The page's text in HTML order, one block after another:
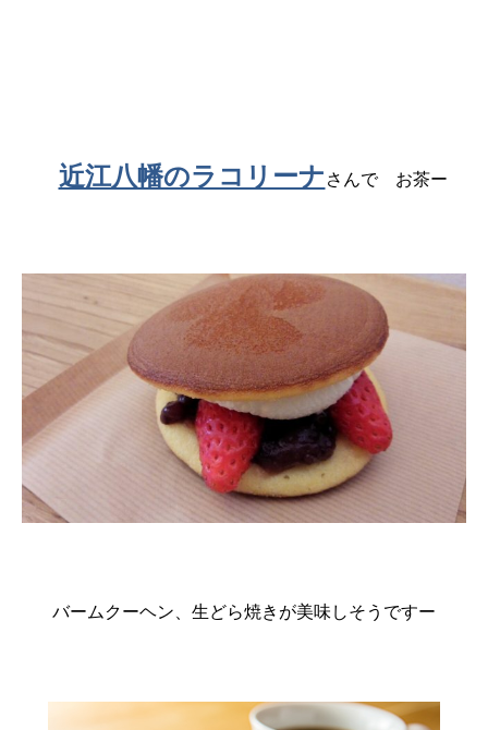
近江八幡のラコリーナ さんで お茶ー
バームクーヘン、生どら焼きが美味しそうですー